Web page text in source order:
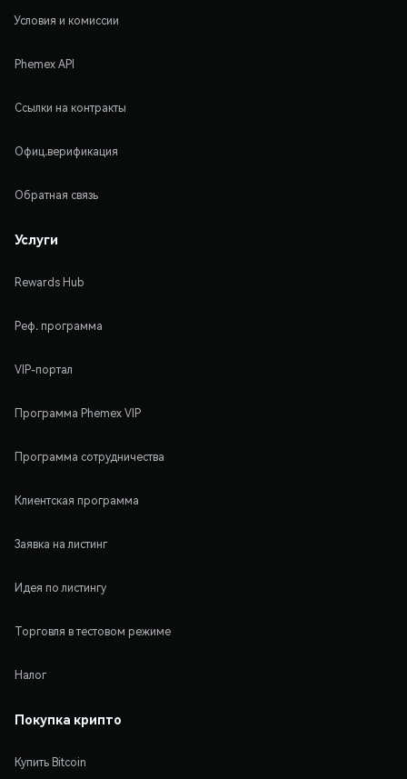
Условия и комиссии
Phemex API
Ссылки на контракты
Офиц.верификация
Обратная связь
Услуги
Rewards Hub
Реф. программа
VIP-портал
Программа Phemex VIP
Программа сотрудничества
Клиентская программа
Заявка на листинг
Идея по листингу
Торговля в тестовом режиме
Налог
Покупка крипто
Купить Bitcoin